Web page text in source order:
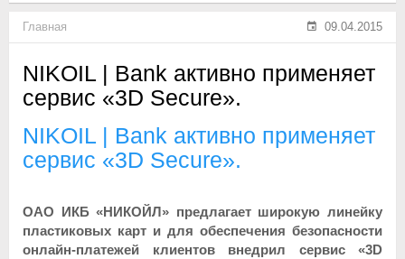
Главная 09.04.2015
NIKOIL | Bank активно применяет
сервис «3D Secure».
NIKOIL | Bank активно применяет
сервис «3D Secure».
ОАО ИКБ «НИКОЙЛ» предлагает широкую линейку
пластиковых карт и для обеспечения безопасности
онлайн-платежей клиентов внедрил сервис «3D